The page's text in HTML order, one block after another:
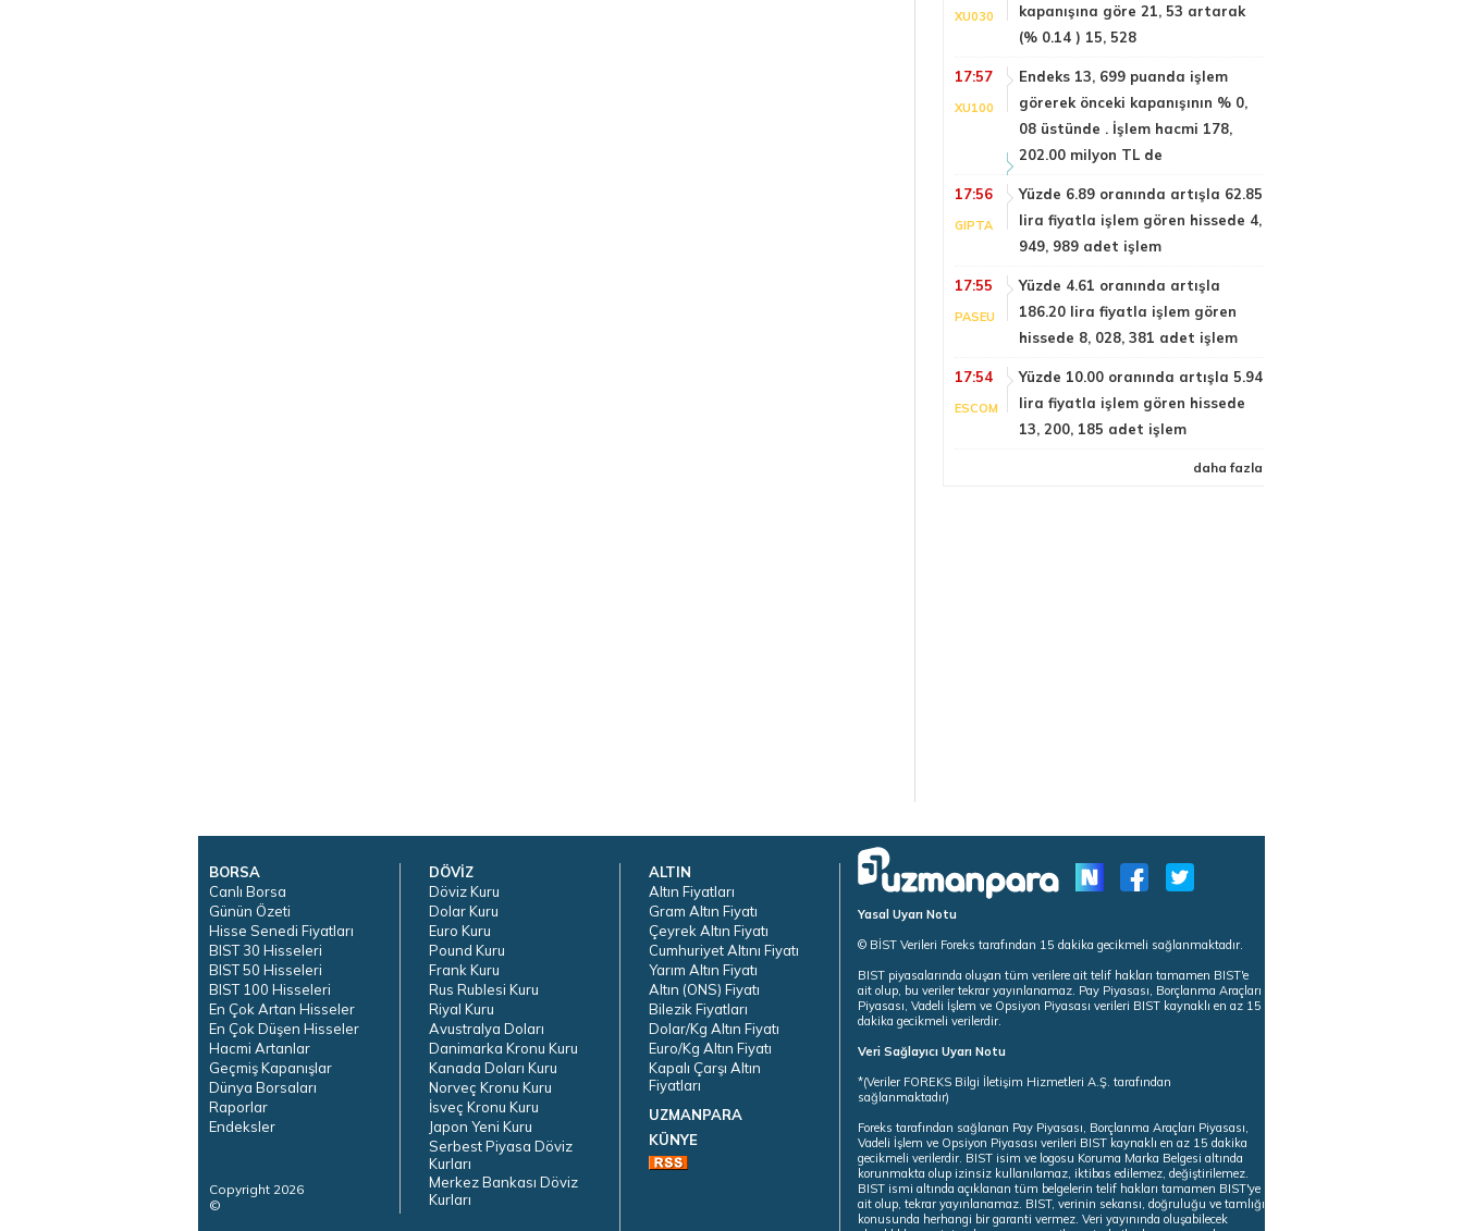
XU030
kapanışına göre 21, 53 artarak
(% 0.14 ) 15, 528
17:57
XU100
Endeks 13, 699 puanda işlem
görerek önceki kapanışının % 0,
08 üstünde . İşlem hacmi 178,
202.00 milyon TL de
17:56
GIPTA
Yüzde 6.89 oranında artışla 62.85
lira fiyatla işlem gören hissede 4,
949, 989 adet işlem
17:55
PASEU
Yüzde 4.61 oranında artışla
186.20 lira fiyatla işlem gören
hissede 8, 028, 381 adet işlem
17:54
ESCOM
Yüzde 10.00 oranında artışla 5.94
lira fiyatla işlem gören hissede
13, 200, 185 adet işlem
daha fazla
BORSA
Canlı Borsa
Günün Özeti
Hisse Senedi Fiyatları
BIST 30 Hisseleri
BIST 50 Hisseleri
BIST 100 Hisseleri
En Çok Artan Hisseler
En Çok Düşen Hisseler
Hacmi Artanlar
Geçmiş Kapanışlar
Dünya Borsaları
Raporlar
Endeksler
Copyright 2026
©
DÖVİZ
Döviz Kuru
Dolar Kuru
Euro Kuru
Pound Kuru
Frank Kuru
Rus Rublesi Kuru
Riyal Kuru
Avustralya Doları
Danimarka Kronu Kuru
Kanada Doları Kuru
Norveç Kronu Kuru
İsveç Kronu Kuru
Japon Yeni Kuru
Serbest Piyasa Döviz
Kurları
Merkez Bankası Döviz
Kurları
ALTIN
Altın Fiyatları
Gram Altın Fiyatı
Çeyrek Altın Fiyatı
Cumhuriyet Altını Fiyatı
Yarım Altın Fiyatı
Altın (ONS) Fiyatı
Bilezik Fiyatları
Dolar/Kg Altın Fiyatı
Euro/Kg Altın Fiyatı
Kapalı Çarşı Altın
Fiyatları
UZMANPARA
KÜNYE
Yasal Uyarı Notu
© BİST Verileri Foreks tarafından 15 dakika gecikmeli sağlanmaktadır.
BIST piyasalarında oluşan tüm verilere ait telif hakları tamamen BIST'e
ait olup, bu veriler tekrar yayınlanamaz. Pay Piyasası, Borçlanma Araçları
Piyasası, Vadeli İşlem ve Opsiyon Piyasası verileri BIST kaynaklı en az 15
dakika gecikmeli verilerdir.
Veri Sağlayıcı Uyarı Notu
*(Veriler FOREKS Bilgi İletişim Hizmetleri A.Ş. tarafından
sağlanmaktadır)
Foreks tarafından sağlanan Pay Piyasası, Borçlanma Araçları Piyasası,
Vadeli İşlem ve Opsiyon Piyasası verileri BIST kaynaklı en az 15 dakika
gecikmeli verilerdir. BIST isim ve logosu Koruma Marka Belgesi altında
korunmakta olup izinsiz kullanılamaz, iktibas edilemez, değiştirilemez.
BIST ismi altında açıklanan tüm belgelerin telif hakları tamamen BIST'ye
ait olup, tekrar yayınlanamaz. BIST, verinin sekansı, doğruluğu ve tamlığı
konusunda herhangi bir garanti vermez. Veri yayınında oluşabilecek